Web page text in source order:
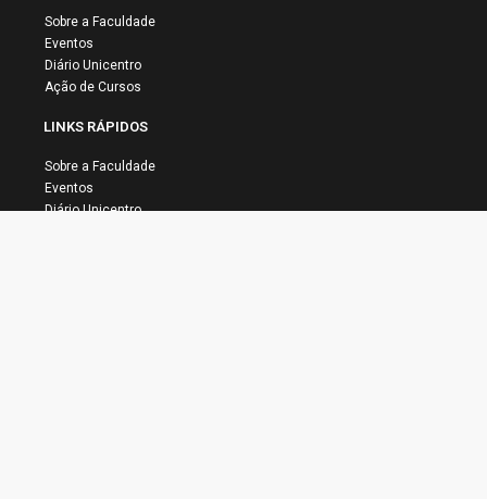
Sobre a Faculdade
Eventos
Diário Unicentro
Sobre a Faculdade
Eventos